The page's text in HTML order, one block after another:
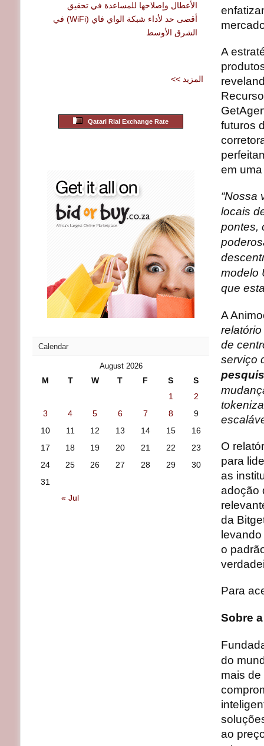
A
futuros
em
“Nossa
locais
pontes,
modelo
que
A
de
serviço
O
para
as
adoção
da
o
Para
Sobre
do
mais
ao
الأعطال وإصلاحها للمساعدة في تحقيق
أقصى حد لأداء شبكة الواي فاي (WiFi) في
الشرق الأوسط
<< المزيد
Qatari Rial Exchange Rate
Calendar
August 2026
M T W T F S S
« Jul
1
2
3
4 5 6 7 8
9
10
11 12 13 14 15
16
17
18 19 20 21 22
23
24
25 26 27 28 29
30
31